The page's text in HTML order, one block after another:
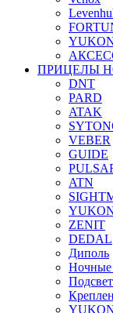
ПРИЦЕЛЫ
DNT
PARD
ATAK
VEBER
GUIDE
ATN
ZENIT
DEDAL
Диполь
Ночные